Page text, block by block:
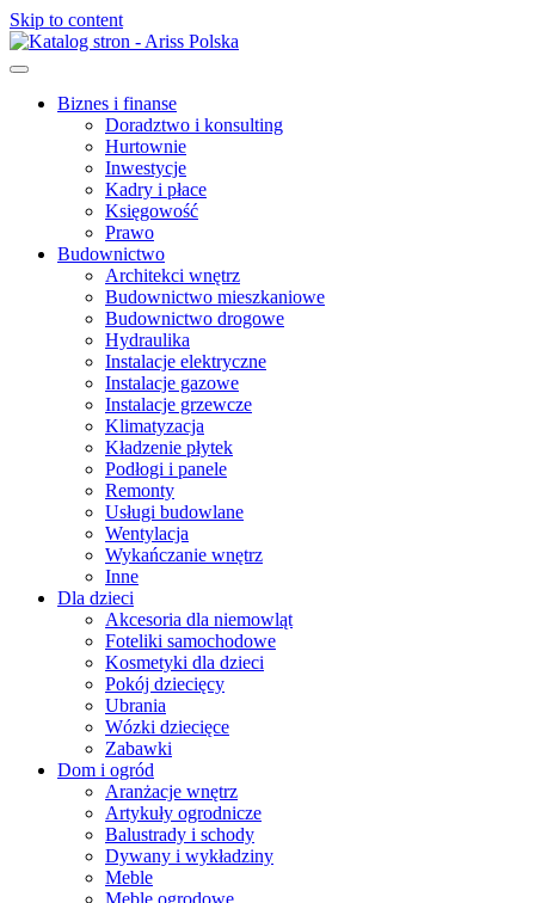
Skip to content
Biznes i finanse
Doradztwo i konsulting
Hurtownie
Inwestycje
Kadry i płace
Księgowość
Prawo
Budownictwo
Architekci wnętrz
Budownictwo mieszkaniowe
Budownictwo drogowe
Hydraulika
Instalacje elektryczne
Instalacje gazowe
Instalacje grzewcze
Klimatyzacja
Kładzenie płytek
Podłogi i panele
Remonty
Usługi budowlane
Wentylacja
Wykańczanie wnętrz
Inne
Dla dzieci
Akcesoria dla niemowląt
Foteliki samochodowe
Kosmetyki dla dzieci
Pokój dziecięcy
Ubrania
Wózki dziecięce
Zabawki
Dom i ogród
Aranżacje wnętrz
Artykuły ogrodnicze
Balustrady i schody
Dywany i wykładziny
Meble
Meble ogrodowe